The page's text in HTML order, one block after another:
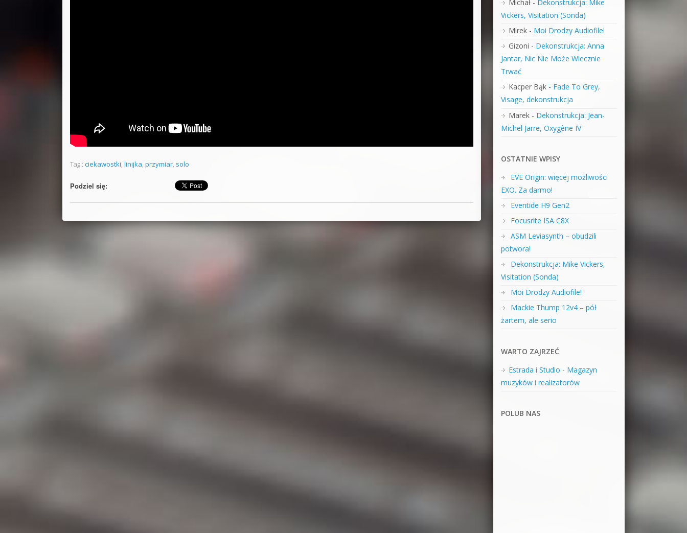
Tagi: ciekawostki, linijka, przymiar, solo
Podziel się:
Michał- Dekonstrukcja: Mike
Vickers, Visitation (Sonda)
Mirek- Moi Drodzy Audiofile!
Gizoni - Dekonstrukcja: Anna
Jantar, Nic Nie Może Wiecznie
Trwać
Kacper Bąk- Fade To Grey,
Visage, dekonstrukcja
Marek- Dekonstrukcja: Jean-
Michel Jarre, Oxygène IV
OSTATNIE WPISY
EVE Origin: więcej możliwości
EXO. Za darmo!
Eventide H9 Gen2
Focusrite ISA C8X
ASM Leviasynth – obudzili
potwora!
Dekonstrukcja: Mike Vickers,
Visitation (Sonda)
Moi Drodzy Audiofile!
Mackie Thump 12v4 – pół
żartem, ale serio
WARTO ZAJRZEĆ
Estrada i Studio - Magazyn
muzyków i realizatorów
POLUB NAS